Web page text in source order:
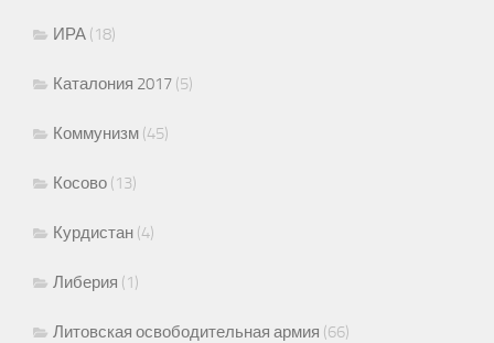
ИРА (18)
Каталония 2017 (5)
Коммунизм (45)
Косово (13)
Курдистан (4)
Либерия (1)
Литовская освободительная армия (66)